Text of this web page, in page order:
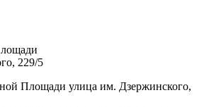
229/5
Площади улица им. Дзержинского,